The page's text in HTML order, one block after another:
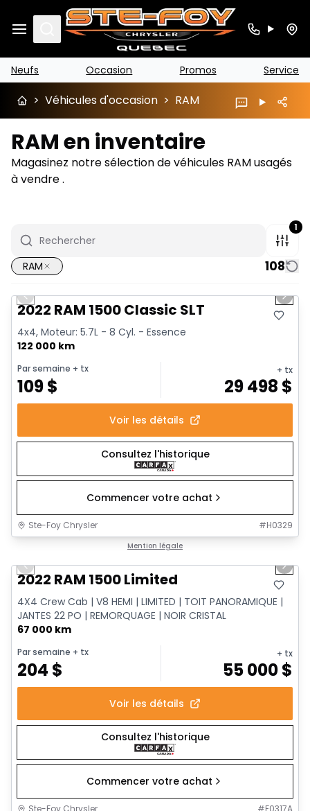
Search
Neufs Occasion Promos Service
> Véhicules d'occasion > RAM
RAM en inventaire
Magasinez notre sélection de véhicules RAM usagés
à vendre .
1
RAM 108
Très bonne offre
Previous slide Next
2022 RAM 1500 Classic SLT
4x4, Moteur: 5.7L - 8 Cyl. - Essence
122 000 km
Par semaine + tx
109$
+ tx
29 498 $
Voir les détails
Consultez l'historique
Commencer votre achat
Ste-Foy Chrysler #H0329
Mention légale
Previous slide Next
2022 RAM 1500 Limited
4X4 Crew Cab | V8 HEMI | LIMITED | TOIT PANORAMIQUE |
JANTES 22 PO | REMORQUAGE | NOIR CRISTAL
67 000 km
Par semaine + tx
204 $
+ tx
55 000$
Voir les détails
Consultez l'historique
Commencer votre achat
Ste-Foy Chrysler #F0317A